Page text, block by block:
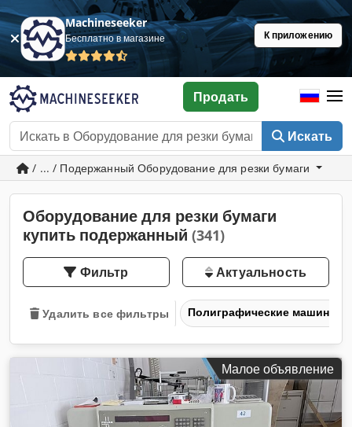
Machineseeker
Бесплатно в магазине К приложению
Искать
Продать
/ ... / Подержанный Оборудование для резки бумаги
Оборудование для резки бумаги
купить подержанный (341)
Фильтр Актуальность
Удалить все фильтры Полиграфические машины и
Малое объявление